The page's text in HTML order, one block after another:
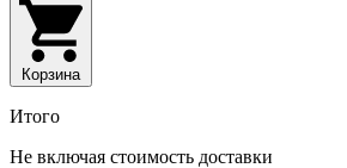
Корзина
Итого
Не включая стоимость доставки